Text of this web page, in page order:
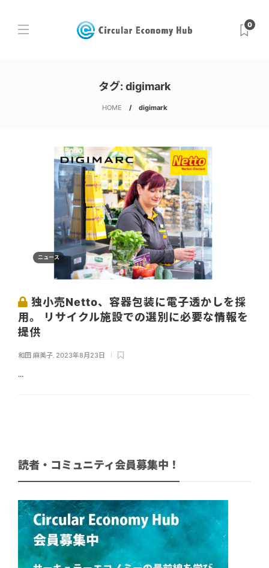
0
タグ: digimark
HOME digimark
ニュース
独小売Netto、容器包装に電子透かしを採
用。 リサイクル施設での選別に必要な情報を
提供
和田 麻美子, 2023年8月23日
...
読者・コミュニティ会員募集中！